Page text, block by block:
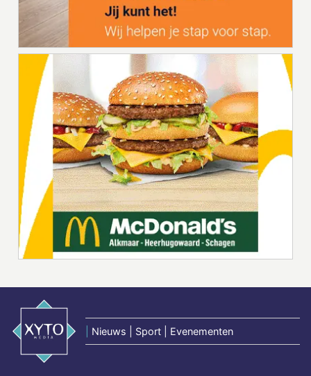
Nieuws | Sport | Evenementen